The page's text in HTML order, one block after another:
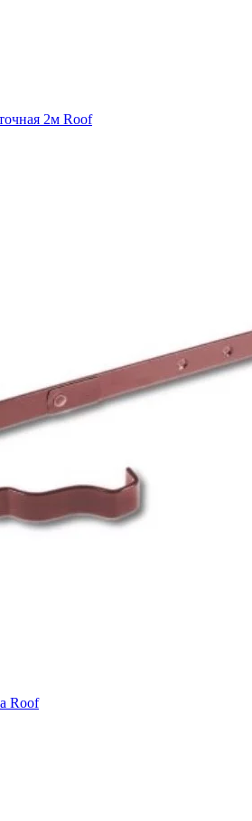
2м Roof
Roof